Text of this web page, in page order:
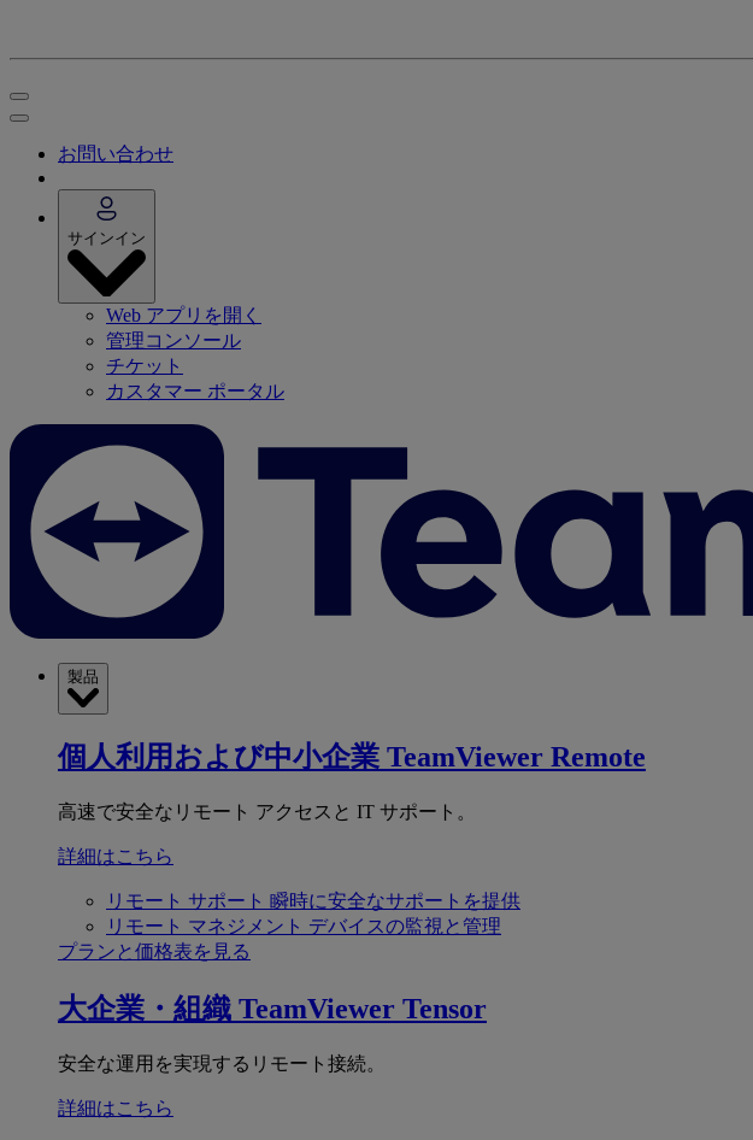
お問い合わせ
サインイン
Web アプリを開く
管理コンソール
チケット
カスタマー ポータル
製品
個人利用および中小企業 TeamViewer Remote
高速で安全なリモート アクセスと IT サポート。
詳細はこちら
リモート サポート 瞬時に安全なサポートを提供
リモート マネジメント デバイスの監視と管理
プランと価格表を見る
大企業・組織 TeamViewer Tensor
安全な運用を実現するリモート接続。
詳細はこちら